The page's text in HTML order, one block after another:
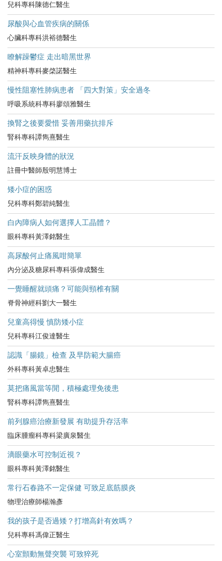
兒科專科陳德仁醫生
尿酸與心血管疾病的關係
心臟科專科洪裕德醫生
瞭解躁鬱症 走出暗黑世界
精神科專科麥棨諾醫生
慢性阻塞性肺病患者 「四大對策」安全過冬
呼吸系統科專科廖頌雅醫生
換腎之後要愛惜 妥善用藥抗排斥
腎科專科譚雋熹醫生
流汗反映身體的狀況
註冊中醫師殷明慧博士
矮小症的困惑
兒科專科鄭碧純醫生
白內障病人如何選擇人工晶體？
眼科專科黃澤銘醫生
高尿酸何止痛風咁簡單
內分泌及糖尿科專科張偉成醫生
一覺睡醒就頭痛？可能與頸椎有關
脊骨神經科劉大一醫生
兒童高得慢 慎防矮小症
兒科專科江俊達醫生
認識「腸鏡」檢查 及早防範大腸癌
外科專科黃卓忠醫生
莫把痛風當等閒，積極處理免後患
腎科專科譚雋熹醫生
前列腺癌治療新發展 有助提升存活率
臨床腫瘤科專科梁廣泉醫生
滴眼藥水可控制近視？
眼科專科黃澤銘醫生
常行石春路不一定保健 可致足底筋膜炎
物理治療師楊瀚彥
我的孩子是否過矮？打增高針有效嗎？
兒科專科馮偉正醫生
心室顫動無聲突襲 可致猝死